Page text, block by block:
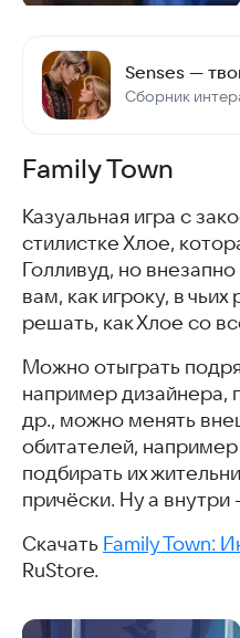
Family Town
Казуальная игра с
стилистке Хлое,
Голливуд, но
вам, как игроку, в
решать, как Хлое со
Можно отыграть
например дизайнера,
др., можно менять
обитателей,
подбирать их
причёски. Ну а
Скачать Family Town:
RuStore.